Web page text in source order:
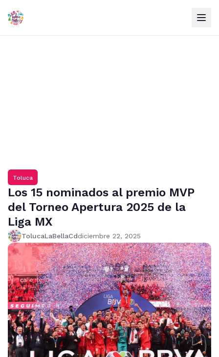
Toluca
Los 15 nominados al premio MVP
del Torneo Apertura 2025 de la
Liga MX
TolucaLaBellaCddiciembre 22, 2025